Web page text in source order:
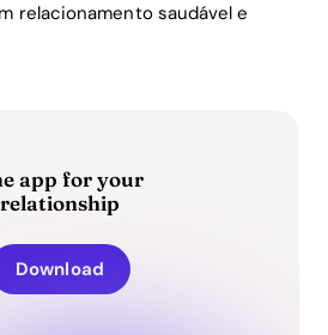
relacionamento saudável e
app for your
relationship
Download